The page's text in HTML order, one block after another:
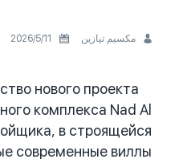
مكسيم تيازين 11‏/5‏/2026
нового проекта
комплекса Nad Al
в строящейся
современные виллы